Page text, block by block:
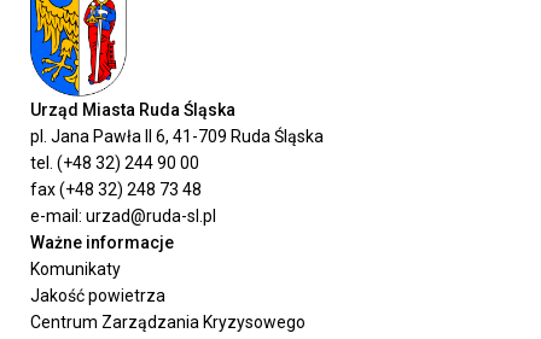
Urząd Miasta Ruda Śląska
pl. Jana Pawła II 6, 41-709 Ruda Śląska
tel. (+48 32) 244 90 00
fax (+48 32) 248 73 48
e-mail: urzad@ruda-sl.pl
Ważne informacje
Komunikaty
Jakość powietrza
Centrum Zarządzania Kryzysowego